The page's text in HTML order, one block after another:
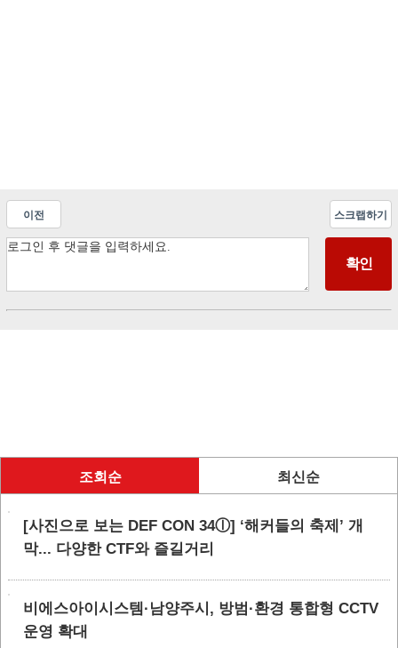
이전 스크랩하기
조회순 최신순
[사진으로 보는 DEF CON 34ⓛ] ‘해커들의 축제’ 개
막... 다양한 CTF와 즐길거리
비에스아이시스템·남양주시, 방범·환경 통합형 CCTV
운영 확대